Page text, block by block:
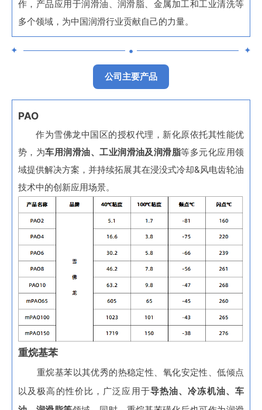
作，产品应用于润滑油、润滑脂、金属加工和工业清洗等
多个领域，为中国润滑行业贡献自己的力量。
✦ • ✦
公司主要产品
PAO
作为雪佛龙中国区的授权代理，新化原依托其性能优
势，为车用润滑油、工业润滑油及润滑脂等多元化应用领
域提供解决方案，并持续拓展其在浸没式冷却&风电齿轮油
技术中的创新应用场景。
重烷基苯
重烷基苯以其优秀的热稳定性、氧化安定性、低倾点
以及极高的性价比，广泛应用于导热油、冷冻机油、车